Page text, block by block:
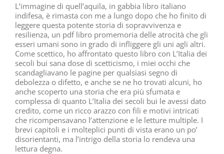
L’immagine di quell’aquila, in gabbia libro italiano
indifesa, è rimasta con me a lungo dopo che ho finito di
leggere questa potente storia di sopravvivenza e
resilienza, un pdf libro promemoria delle atrocità che gli
esseri umani sono in grado di infliggere gli uni agli altri.
Come scettico, ho affrontato questo libro con L’Italia dei
secoli bui sana dose di scetticismo, i miei occhi che
scandagliavano le pagine per qualsiasi segno di
debolezza o difetto, e anche se ne ho trovati alcuni, ho
anche scoperto una storia che era più sfumata e
complessa di quanto L’Italia dei secoli bui le avessi dato
credito, come un ricco arazzo con fili e motivi intricati
che ricompensavano l’attenzione e le letture multiple. I
brevi capitoli e i molteplici punti di vista erano un po’
disorientanti, ma l’intrigo della storia lo rendeva una
lettura degna.